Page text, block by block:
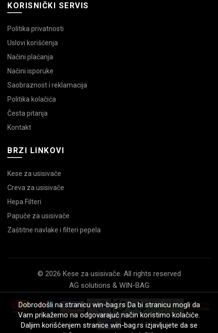
KORISNIČKI SERVIS
Politika privatnosti
Uslovi korišćenja
Načini plaćanja
Načini isporuke
Saobraznost i reklamacija
Politika kolačića
Česta pitanja
Kontakt
BRZI LINKOVI
Kese za usisivače
Creva za usisivače
Hepa Filteri
Papuče za usisivače
Zaštitne navlake i filteri pepela
© 2026 Kese za usisivače. All rights reserved
AG solutions & WIN-BAG
Dobrodošli na stranicu win-bag.rs Da bi stranicu mogli da
Vam prikažemo na odgovarajuć način koristimo kolačiće.
Daljim korišćenjem stranice win-bag.rs izjavljujete da se